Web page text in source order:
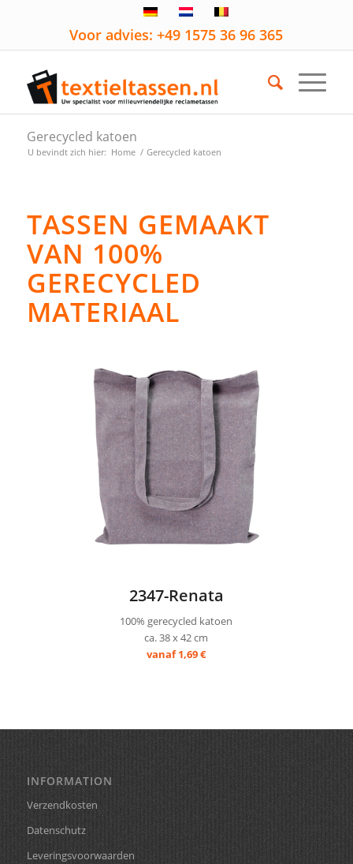
Voor advies: +49 1575 36 96 365
Gerecycled katoen
U bevindt zich hier: Home / Gerecycled katoen
TASSEN GEMAAKT
VAN 100%
GERECYCLED
MATERIAAL
2347-Renata
100% gerecycled katoen
ca. 38 x 42 cm
vanaf 1,69 €
INFORMATION
Verzendkosten
Datenschutz
Leveringsvoorwaarden